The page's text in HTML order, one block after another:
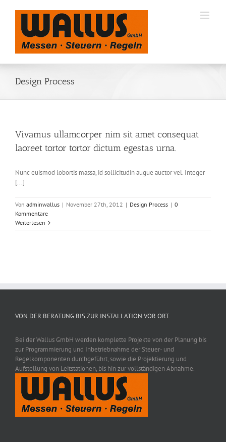
Design Process
Vivamus ullamcorper nim sit amet consequat
laoreet tortor tortor dictum egestas urna.
Nunc euismod lobortis massa, id sollicitudin augue auctor vel. Integer
[...]
Von adminwallus | November 27th, 2012 | Design Process | 0
Kommentare
Weiterlesen
VON DER BERATUNG BIS ZUR INSTALLATION VOR ORT.
Bei der Wallus GmbH werden komplette Projekte von der Planung bis
zur Programmierung und Inbetriebnahme der Steuer- und
Regelkomponenten durchgeführt, sowie die Projektierung und
Aufstellung von Leitstationen, bis hin zur vollständigen Abnahme.